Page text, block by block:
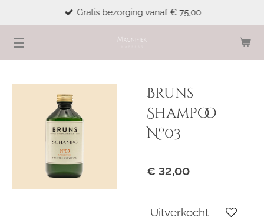
naar
de
Gratis bezorging vanaf € 75,00
Bruns
Shampoo
Nº03
€ 32,00
Uitverkocht